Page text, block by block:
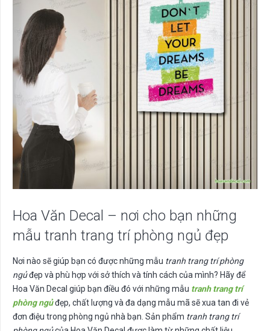
Hoa Văn Decal – nơi cho bạn những
mẫu tranh trang trí phòng ngủ đẹp
Nơi nào sẽ giúp bạn có được những mẫu tranh trang trí phòng
ngủđẹp và phù hợp với sở thích và tính cách của mình? Hãy để
Hoa Văn Decal giúp bạn điều đó với những mẫu tranh trang trí
phòng ngủđẹp, chất lượng và đa dạng mẫu mã sẽ xua tan đi vẻ
đơn điệu trong phòng ngủ nhà bạn. Sản phẩm tranh trang trí